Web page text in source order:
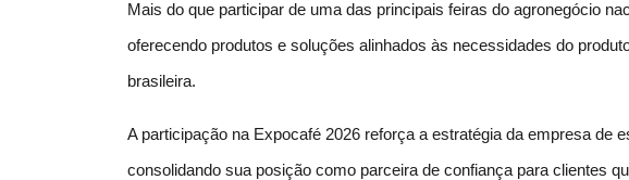
Mais do que participar de uma das principais feiras do agronegócio
oferecendo produtos e soluções alinhados às necessidades do
brasileira.
A participação na Expocafé 2026 reforça a estratégia da empresa de
consolidando sua posição como parceira de confiança para clientes